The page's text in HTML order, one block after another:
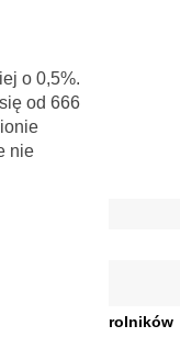
o 0,5%.
od 666
nie
rolników